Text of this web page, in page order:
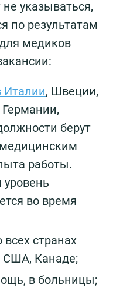
указываться,
по результатам
медиков
Италии, Швеции,
берут
работы.
во время
странах
США, Канаде;
в больницы;